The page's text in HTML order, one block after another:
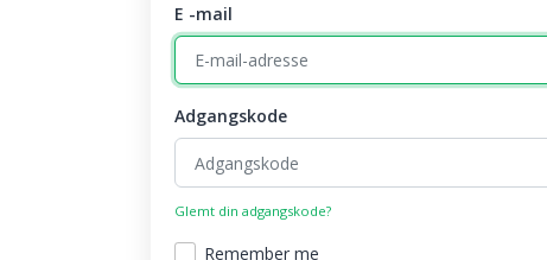
E -mail
Adgangskode
Glemt din adgangskode?
Remember me